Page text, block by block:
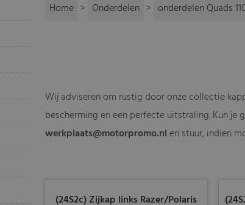
Home > Onderdelen > onderdelen Quads
Wij adviseren om rustig door onze collectie
bescherming en een perfecte uitstraling. Kun je
werkplaats@motorpromo.nl en stuur, indien
(24S2c) Zijkap links Razer/Polaris